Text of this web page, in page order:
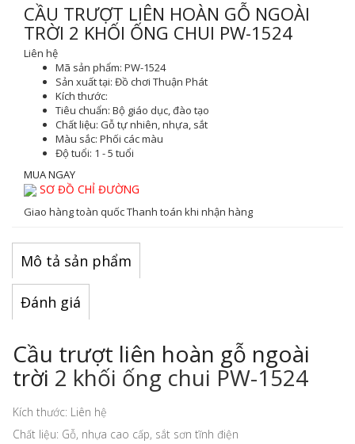
CẦU TRƯỢT LIÊN HOÀN GỖ NGOÀI
TRỜI 2 KHỐI ỐNG CHUI PW-1524
Liên hệ
Mã sản phẩm: PW-1524
Sản xuất tại: Đồ chơi Thuận Phát
Kích thước:
Tiêu chuẩn: Bộ giáo dục, đào tạo
Chất liệu: Gỗ tự nhiên, nhựa, sắt
Màu sắc: Phối các màu
Độ tuổi: 1 - 5 tuổi
MUA NGAY
SƠ ĐỒ CHỈ ĐƯỜNG
Giao hàng toàn quốcThanh toán khi nhận hàng
Mô tả sản phẩm
Đánh giá
Cầu trượt liên hoàn gỗ ngoài
trời 2 khối ống chui PW-1524
Kích thước: Liên hệ
Chất liệu: Gỗ, nhựa cao cấp, sắt sơn tĩnh điện